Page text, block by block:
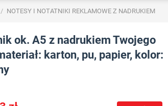
/ NOTESY I NOTATNIKI REKLAMOWE Z NADRUKIEM
ok. A5 z nadrukiem Twojego
karton, pu, papier, kolor: